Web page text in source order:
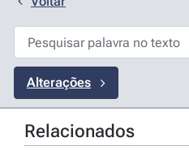
Alterações
Relacionados